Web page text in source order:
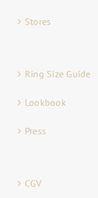
Stores
Ring Size Guide
Lookbook
Press
CGV